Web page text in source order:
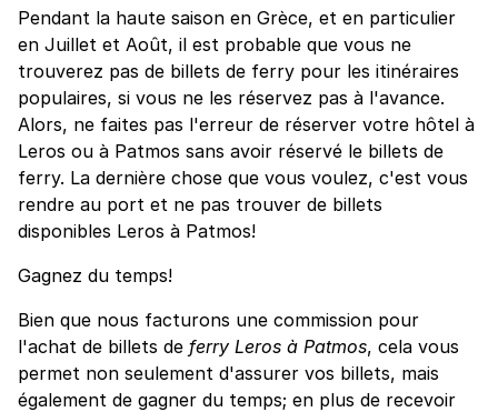
Pendant la haute saison en Grèce, et en particulier
en Juillet et Août, il est probable que vous ne
trouverez pas de billets de ferry pour les itinéraires
populaires, si vous ne les réservez pas à l'avance.
Alors, ne faites pas l'erreur de réserver votre hôtel à
Leros ou à Patmos sans avoir réservé le billets de
ferry. La dernière chose que vous voulez, c'est vous
rendre au port et ne pas trouver de billets
disponibles Leros à Patmos!
Gagnez du temps!
Bien que nous facturons une commission pour
l'achat de billets de ferry Leros à Patmos, cela vous
permet non seulement d'assurer vos billets, mais
également de gagner du temps; en plus de recevoir